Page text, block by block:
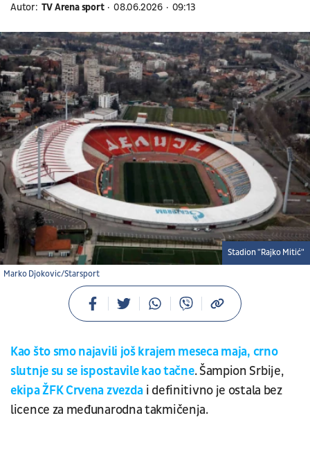
Autor: TV Arena sport 08.06.2026 09:13
Marko Djokovic/Starsport
Stadion "Rajko Mitić"
Kao što smo najavili još krajem meseca maja, crno
slutnje su se ispostavile kao tačne. Šampion Srbije,
ekipa ŽFK Crvena zvezda i definitivno je ostala bez
licence za međunarodna takmičenja.